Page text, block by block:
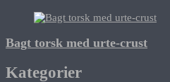
Bagt torsk med urte-crust
Kategorier